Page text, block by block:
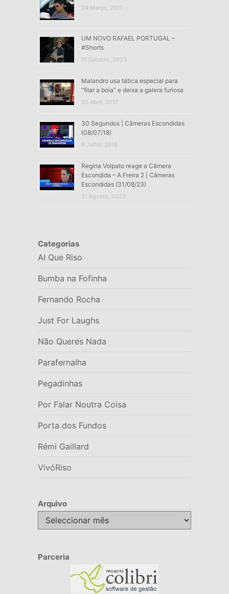
24 Março, 2011
UM NOVO RAFAEL PORTUGAL –
#Shorts
11 Outubro, 2023
Malandro usa tática especial para
“filar a boia” e deixa a galera furiosa
20 Abril, 2017
30 Segundos | Câmeras Escondidas
(08/07/18)
9 Julho, 2018
Regina Volpato reage a Câmera
Escondida – A Freira 2 | Câmeras
Escondidas (31/08/23)
31 Agosto, 2023
Categorias
AI Que Riso
Bumba na Fofinha
Fernando Rocha
Just For Laughs
Não Queres Nada
Parafernalha
Pegadinhas
Por Falar Noutra Coisa
Porta dos Fundos
Rémi Gaillard
VivóRiso
Arquivo
Arquivo
Parceria